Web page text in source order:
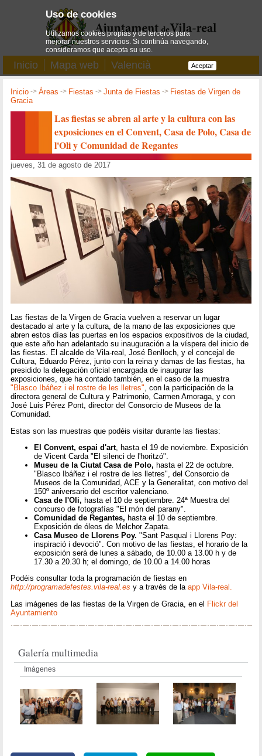
Inicio Mapa web Valencià
Inicio ->Áreas -> Fiestas ->Junta de Fiestas -> Fiestas de Virgen de
Gracia
Las fiestas se abren al arte y la cultura con las
exposiciones en el Convent, Casa de Polo, Casa de
l'Oli y Comunidad de Regantes
jueves, 31 de agosto de 2017
Las fiestas de la Virgen de Gracia vuelven a reservar un lugar
destacado al arte y la cultura, de la mano de las exposiciones que
abren estos días las puertas en los espacios expositivos de la ciudad,
que este año han adelantado su inauguración a la víspera del inicio de
las fiestas. El alcalde de Vila-real, José Benlloch, y el concejal de
Cultura, Eduardo Pérez, junto con la reina y damas de las fiestas, ha
presidido la delegación oficial encargada de inaugurar las
exposiciones, que ha contado también, en el caso de la muestra
"Blasco Ibáñez i el rostre de les lletres", con la participación de la
directora general de Cultura y Patrimonio, Carmen Amoraga, y con
José Luis Pérez Pont, director del Consorcio de Museos de la
Comunidad.
Estas son las muestras que podéis visitar durante las fiestas:
El Convent, espai d'art, hasta el 19 de noviembre. Exposición
de Vicent Carda "El silenci de l'horitzó".
Museu de la Ciutat Casa de Polo, hasta el 22 de octubre.
"Blasco Ibáñez i el rostre de les lletres", del Consorcio de
Museos de la Comunidad, ACE y la Generalitat, con motivo del
150º aniversario del escritor valenciano.
Casa de l'Oli, hasta el 10 de septiembre. 24ª Muestra del
concurso de fotografías "El món del parany".
Comunidad de Regantes, hasta el 10 de septiembre.
Exposición de óleos de Melchor Zapata.
Casa Museo de Llorens Poy. "Sant Pasqual i Llorens Poy:
inspiració i devoció". Con motivo de las fiestas, el horario de la
exposición será de lunes a sábado, de 10.00 a 13.00 h y de
17.30 a 20.30 h; el domingo, de 10.00 a 14.00 horas
Podéis consultar toda la programación de fiestas en
http://programadefestes.vila-real.es y a través de laapp Vila-real.
Las imágenes de las fiestas de la Virgen de Gracia, en el Flickr del
Ayuntamiento
Galería multimedia
Imágenes
Uso de cookies
Utilizamos cookies propias y de terceros para
mejorar nuestros servicios. Si continúa navegando,
consideramos que acepta su uso.
Aceptar